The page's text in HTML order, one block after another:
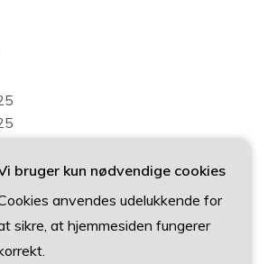
bruger kun nødvendige cookies
anvendes udelukkende for
sikre, at hjemmesiden fungerer